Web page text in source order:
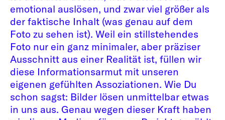
emotional auslösen, und zwar viel größer als
der faktische Inhalt (was genau auf dem
Foto zu sehen ist). Weil ein stillstehendes
Foto nur ein ganz minimaler, aber präziser
Ausschnitt aus einer Realität ist, füllen wir
diese Informationsarmut mit unseren
eigenen gefühlten Assoziationen. Wie Du
schon sagst: Bilder lösen unmittelbar etwas
in uns aus. Genau wegen dieser Kraft haben